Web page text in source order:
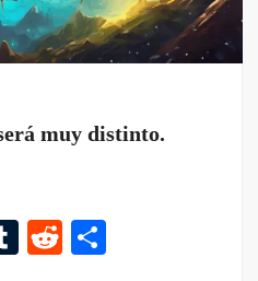
muy distinto.
T
R